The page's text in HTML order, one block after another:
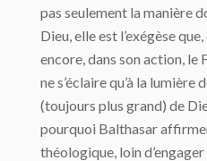
pas seulement la ma­nière
Dieu, elle est l’exégèse
encore, dans son action, le
ne s’éclaire qu’à la lumière
(toujours plus grand) de
pourquoi Balthasar
théologique, loin d’engager